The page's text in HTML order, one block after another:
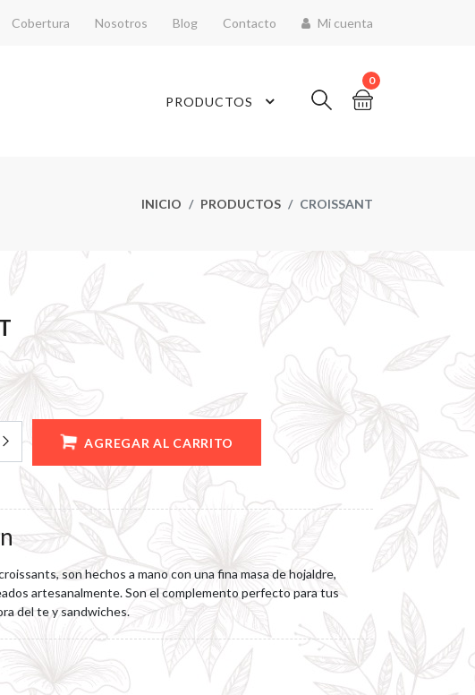
Cobertura Nosotros Blog Contacto Mi cuenta
PRODUCTOS
0
INICIO PRODUCTOS CROISSANT
AGREGAR AL CARRITO
son hechos a mano con una fina masa de hojaldre,
artesanalmente. Son el complemento perfecto para tus
del te y sandwiches.